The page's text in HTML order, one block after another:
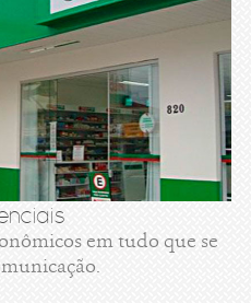
em tudo que se